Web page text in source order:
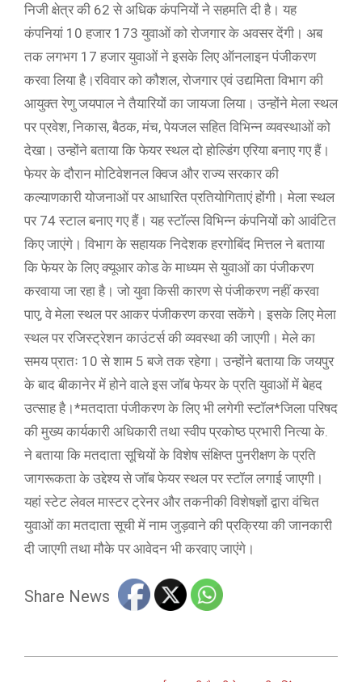
निजी क्षेत्र की 62 से अधिक कंपनियों ने सहमति दी है। यह
कंपनियां 10 हजार 173 युवाओं को रोजगार के अवसर देंगी। अब
तक लगभग 17 हजार युवाओं ने इसके लिए ऑनलाइन पंजीकरण
करवा लिया है।रविवार को कौशल, रोजगार एवं उद्यमिता विभाग की
आयुक्त रेणु जयपाल ने तैयारियों का जायजा लिया। उन्होंने मेला स्थल
पर प्रवेश, निकास, बैठक, मंच, पेयजल सहित विभिन्न व्यवस्थाओं को
देखा। उन्होंने बताया कि फेयर स्थल दो होल्डिंग एरिया बनाए गए हैं।
फेयर के दौरान मोटिवेशनल क्विज और राज्य सरकार की
कल्याणकारी योजनाओं पर आधारित प्रतियोगिताएं होंगी। मेला स्थल
पर 74 स्टाल बनाए गए हैं। यह स्टॉल्स विभिन्न कंपनियों को आवंटित
किए जाएंगे। विभाग के सहायक निदेशक हरगोबिंद मित्तल ने बताया
कि फेयर के लिए क्यूआर कोड के माध्यम से युवाओं का पंजीकरण
करवाया जा रहा है। जो युवा किसी कारण से पंजीकरण नहीं करवा
पाए, वे मेला स्थल पर आकर पंजीकरण करवा सकेंगे। इसके लिए मेला
स्थल पर रजिस्ट्रेशन काउंटर्स की व्यवस्था की जाएगी। मेले का
समय प्रातः 10 से शाम 5 बजे तक रहेगा। उन्होंने बताया कि जयपुर
के बाद बीकानेर में होने वाले इस जॉब फेयर के प्रति युवाओं में बेहद
उत्साह है।*मतदाता पंजीकरण के लिए भी लगेगी स्टॉल*जिला परिषद
की मुख्य कार्यकारी अधिकारी तथा स्वीप प्रकोष्ठ प्रभारी नित्या के.
ने बताया कि मतदाता सूचियों के विशेष संक्षिप्त पुनरीक्षण के प्रति
जागरूकता के उद्देश्य से जॉब फेयर स्थल पर स्टॉल लगाई जाएगी।
यहां स्टेट लेवल मास्टर ट्रेनर और तकनीकी विशेषज्ञों द्वारा वंचित
युवाओं का मतदाता सूची में नाम जुड़वाने की प्रक्रिया की जानकारी
दी जाएगी तथा मौके पर आवेदन भी करवाए जाएंगे।
Share News